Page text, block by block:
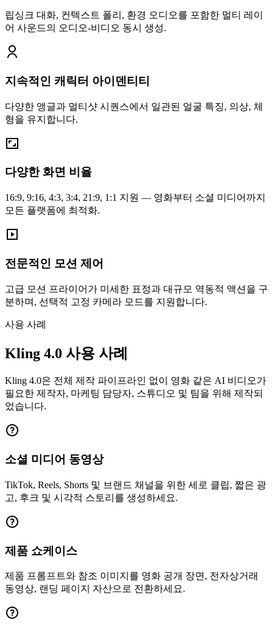
립싱크 대화, 컨텍스트 폴리, 환경 오디오를 포함한 멀티 레이
어 사운드의 오디오-비디오 동시 생성.
지속적인 캐릭터 아이덴티티
다양한 앵글과 멀티샷 시퀀스에서 일관된 얼굴 특징, 의상, 체
형을 유지합니다.
다양한 화면 비율
16:9, 9:16, 4:3, 3:4, 21:9, 1:1 지원 — 영화부터 소셜 미디어까지
모든 플랫폼에 최적화.
전문적인 모션 제어
고급 모션 프라이어가 미세한 표정과 대규모 역동적 액션을 구
분하며, 선택적 고정 카메라 모드를 지원합니다.
사용 사례
Kling 4.0 사용 사례
Kling 4.0은 전체 제작 파이프라인 없이 영화 같은 AI 비디오가
필요한 제작자, 마케팅 담당자, 스튜디오 및 팀을 위해 제작되
었습니다.
소셜 미디어 동영상
TikTok, Reels, Shorts 및 브랜드 채널을 위한 세로 클립, 짧은 광
고, 후크 및 시각적 스토리를 생성하세요.
제품 쇼케이스
제품 프롬프트와 참조 이미지를 영화 공개 장면, 전자상거래
동영상, 랜딩 페이지 자산으로 전환하세요.